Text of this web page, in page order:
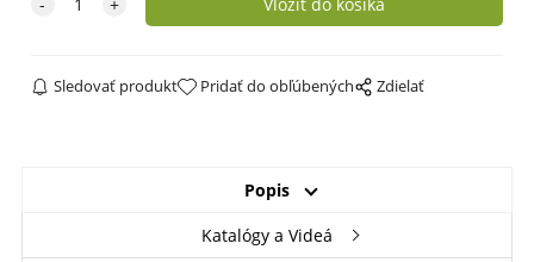
Sledovať produkt Pridať do obľúbených Zdielať
Popis
Katalógy a Videá